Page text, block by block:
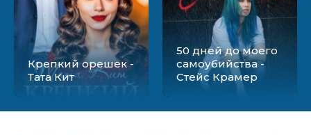
Крепкий орешек -
Тата Кит
50 дней до моего
самоубийства -
Стейс Крамер